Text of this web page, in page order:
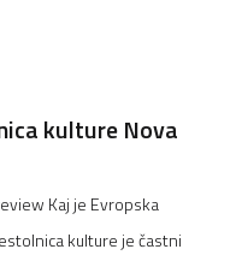
kulture Nova
Kaj je Evropska
kulture je častni